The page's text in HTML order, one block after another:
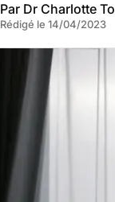
Par Dr Charlotte
Rédigé le 14/04/2023